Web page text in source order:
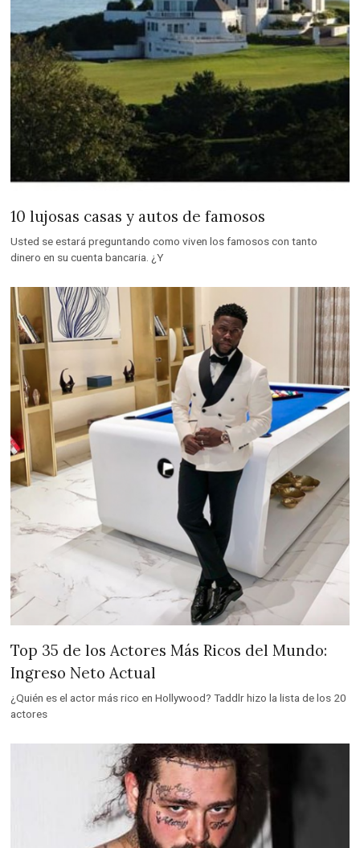
10 lujosas casas y autos de famosos
Usted se estará preguntando como viven los famosos con tanto
dinero en su cuenta bancaria. ¿Y
Top 35 de los Actores Más Ricos del Mundo:
Ingreso Neto Actual
¿Quién es el actor más rico en Hollywood? Taddlr hizo la lista de los 20
actores